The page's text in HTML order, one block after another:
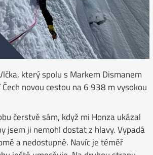
který spolu s Markem Dismanem
novou cestou na 6 938 m vysokou
čerstvě sám, když mi Honza ukázal
jsem ji nemohl dostat z hlavy. Vypadá
a nedostupně. Navíc je téměř